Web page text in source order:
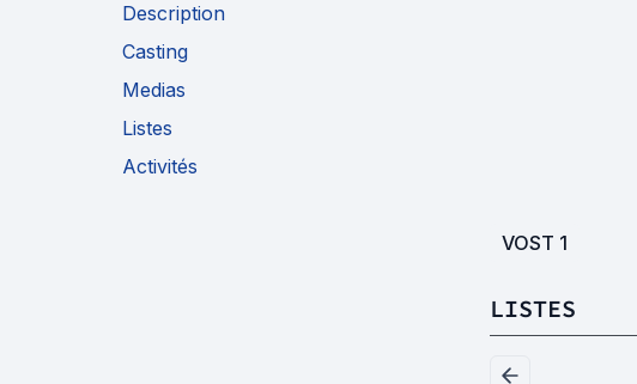
Description
Casting
Medias
Listes
Activités
VOST 1
LISTES